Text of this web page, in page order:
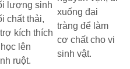
lượng sinh
chất thải,
kích thích
lên
ruột.
xuống đại
tràng để làm
cơ chất cho vi
sinh vật.